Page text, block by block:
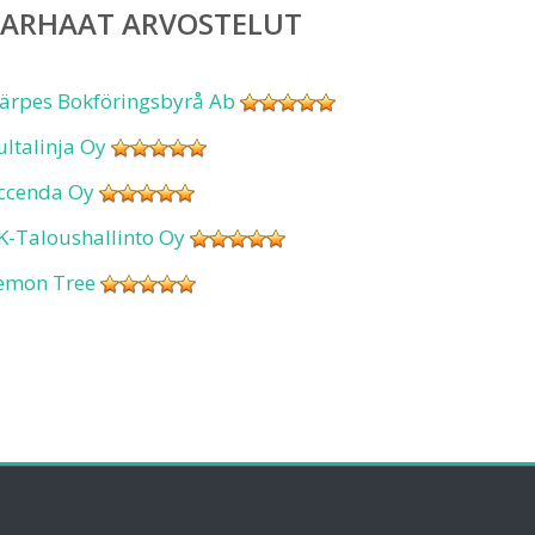
ARVOSTELUT
Bokföringsbyrå Ab
Oy
Oy
Taloushallinto Oy
Tree